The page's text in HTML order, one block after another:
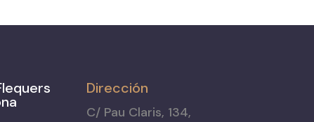
Dirección
C/ Pau Claris, 134,